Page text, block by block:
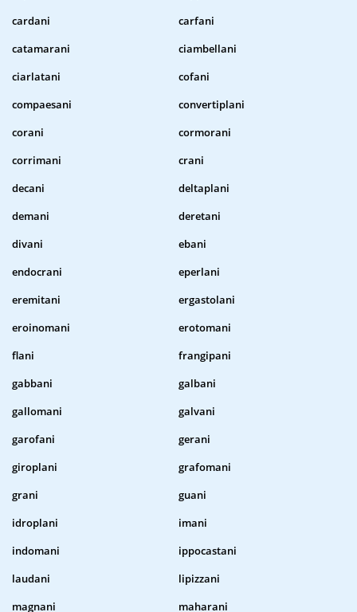
cardani
carfani
catamarani
ciambellani
ciarlatani
cofani
compaesani
convertiplani
corani
cormorani
corrimani
crani
decani
deltaplani
demani
deretani
divani
ebani
endocrani
eperlani
eremitani
ergastolani
eroinomani
erotomani
flani
frangipani
gabbani
galbani
gallomani
galvani
garofani
gerani
giroplani
grafomani
grani
guani
idroplani
imani
indomani
ippocastani
laudani
lipizzani
magnani
maharani